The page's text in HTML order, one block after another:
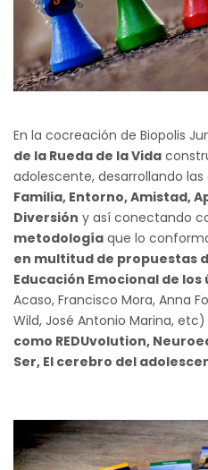
En la cocreación de Biopolis
de la Rueda de la Vida
adolescente, desarrollando
Familia, Entorno, Amistad,
Diversión y así conectando
metodología que lo
en multitud de propuestas
Educación Emocional de
Acaso, Francisco Mora, Anna
Wild, José Antonio Marina, etc)
como REDUvolution,
Ser, El cerebro del